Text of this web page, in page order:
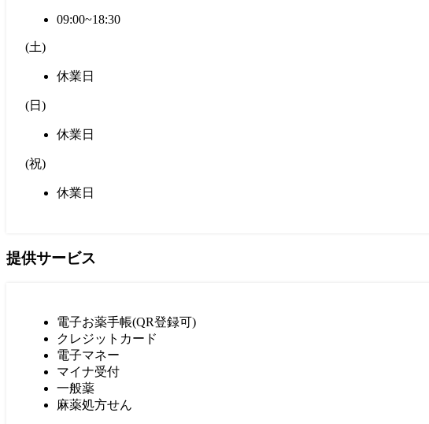
09:00~18:30
(土)
休業日
(日 )
休業日
(祝)
休業日
提供サービス
電子お薬手帳(QR登録可)
クレジットカード
電子マネー
マイナ受付
一般薬
麻薬処方せん